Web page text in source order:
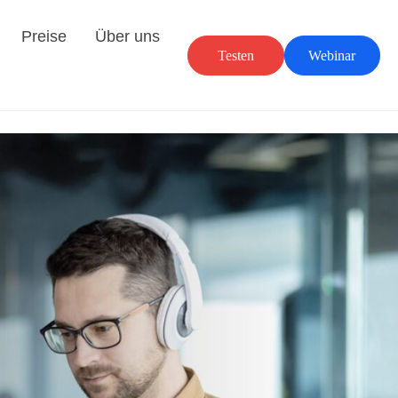
Preise Über uns
Testen Webinar